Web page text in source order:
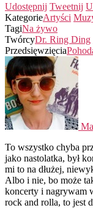
Udostępnij Tweetnij
KategorieArtyści
TagiNa żywo
TwórcyDr. Ring Ding
Przedsięwzięcia
To wszystko chyba
jako nastolatka, był
mi to na dłużej,
Albo i nie, bo może
koncerty i nagrywam
rock and rolla, to jest